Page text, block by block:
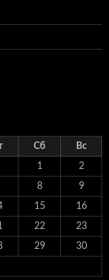
Сб Вс
1 2
8 9
15 16
22 23
29 30